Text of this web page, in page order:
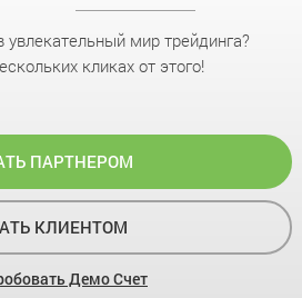
увлекательный мир трейдинга?
кликах от этого!
ПАРТНЕРОМ
КЛИЕНТОМ
Демо Счет